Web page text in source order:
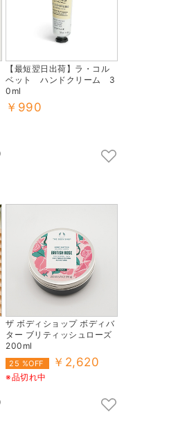
【最短翌日出荷】ラ・コル
ベット ハンドクリーム 3
0ml
￥990
ザ ボディショップ ボディバ
ター ブリティッシュローズ
200ml
25 %OFF ￥2,620
※品切れ中